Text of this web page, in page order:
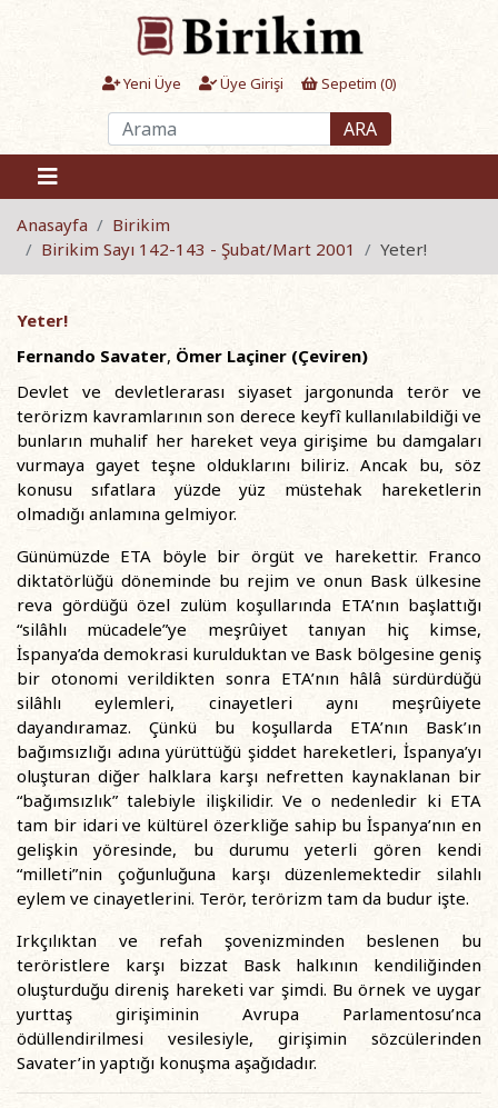
Yeni Üye Üye Girişi Sepetim (0)
ARA
Anasayfa
Birikim
Birikim Sayı 142-143 - Şubat/Mart 2001
Yeter!
Yeter!
Fernando Savater, Ömer Laçiner (Çeviren)
Devlet ve devletlerarası siyaset jargonunda terör ve
terörizm kavramlarının son derece keyfî kullanılabildiği ve
bunların muhalif her hareket veya girişime bu damgaları
vurmaya gayet teşne olduklarını biliriz. Ancak bu, söz
konusu sıfatlara yüzde yüz müstehak hareketlerin
olmadığı anlamına gelmiyor.
Günümüzde ETA böyle bir örgüt ve harekettir. Franco
diktatörlüğü döneminde bu rejim ve onun Bask ülkesine
reva gördüğü özel zulüm koşullarında ETA’nın başlattığı
“silâhlı mücadele”ye meşrûiyet tanıyan hiç kimse,
İspanya’da demokrasi kurulduktan ve Bask bölgesine geniş
bir otonomi verildikten sonra ETA’nın hâlâ sürdürdüğü
silâhlı eylemleri, cinayetleri aynı meşrûiyete
dayandıramaz. Çünkü bu koşullarda ETA’nın Bask’ın
bağımsızlığı adına yürüttüğü şiddet hareketleri, İspanya’yı
oluşturan diğer halklara karşı nefretten kaynaklanan bir
“bağımsızlık” talebiyle ilişkilidir. Ve o nedenledir ki ETA
tam bir idari ve kültürel özerkliğe sahip bu İspanya’nın en
gelişkin yöresinde, bu durumu yeterli gören kendi
“milleti”nin çoğunluğuna karşı düzenlemektedir silahlı
eylem ve cinayetlerini. Terör, terörizm tam da budur işte.
Irkçılıktan ve refah şovenizminden beslenen bu
teröristlere karşı bizzat Bask halkının kendiliğinden
oluşturduğu direniş hareketi var şimdi. Bu örnek ve uygar
yurttaş girişiminin Avrupa Parlamentosu’nca
ödüllendirilmesi vesilesiyle, girişimin sözcülerinden
Savater’in yaptığı konuşma aşağıdadır.